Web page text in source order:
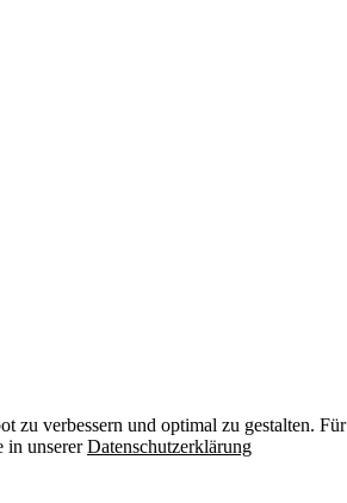
zu verbessern und optimal zu gestalten.
in unsererDatenschutzerklärung